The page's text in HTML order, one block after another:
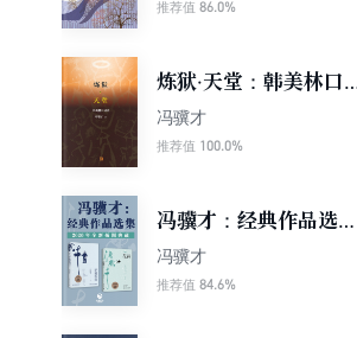
推荐值 86.0%
炼狱·天堂：韩美林口述
史
冯骥才
推荐值 100.0%
冯骥才：经典作品选集
（2020全新插图典藏）
冯骥才
推荐值 84.6%